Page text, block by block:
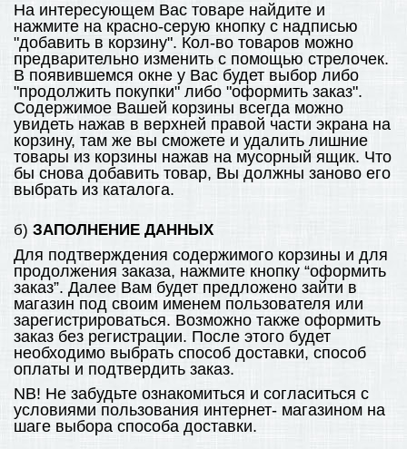
На интересующем Вас товаре найдите и
нажмите на красно-серую кнопку с надписью
"добавить в корзину". Кол-во товаров можно
предварительно изменить с помощью стрелочек.
В появившемся окне у Вас будет выбор либо
"продолжить покупки" либо "оформить заказ".
Содержимое Вашей корзины всегда можно
увидеть нажав в верхней правой части экрана на
корзину, там же вы сможете и удалить лишние
товары из корзины нажав на мусорный ящик. Что
бы снова добавить товар, Вы должны заново его
выбрать из каталога.
б) ЗАПОЛНЕНИЕ ДАННЫХ
Для подтверждения содержимого корзины и для
продолжения заказа, нажмите кнопку “оформить
заказ”. Далее Вам будет предложено зайти в
магазин под своим именем пользователя или
зарегистрироваться. Возможно также оформить
заказ без регистрации. После этого будет
необходимо выбрать способ доставки, способ
оплаты и подтвердить заказ.
NB! Не забудьте ознакомиться и согласиться с
условиями пользования интернет- магазином на
шаге выбора способа доставки.